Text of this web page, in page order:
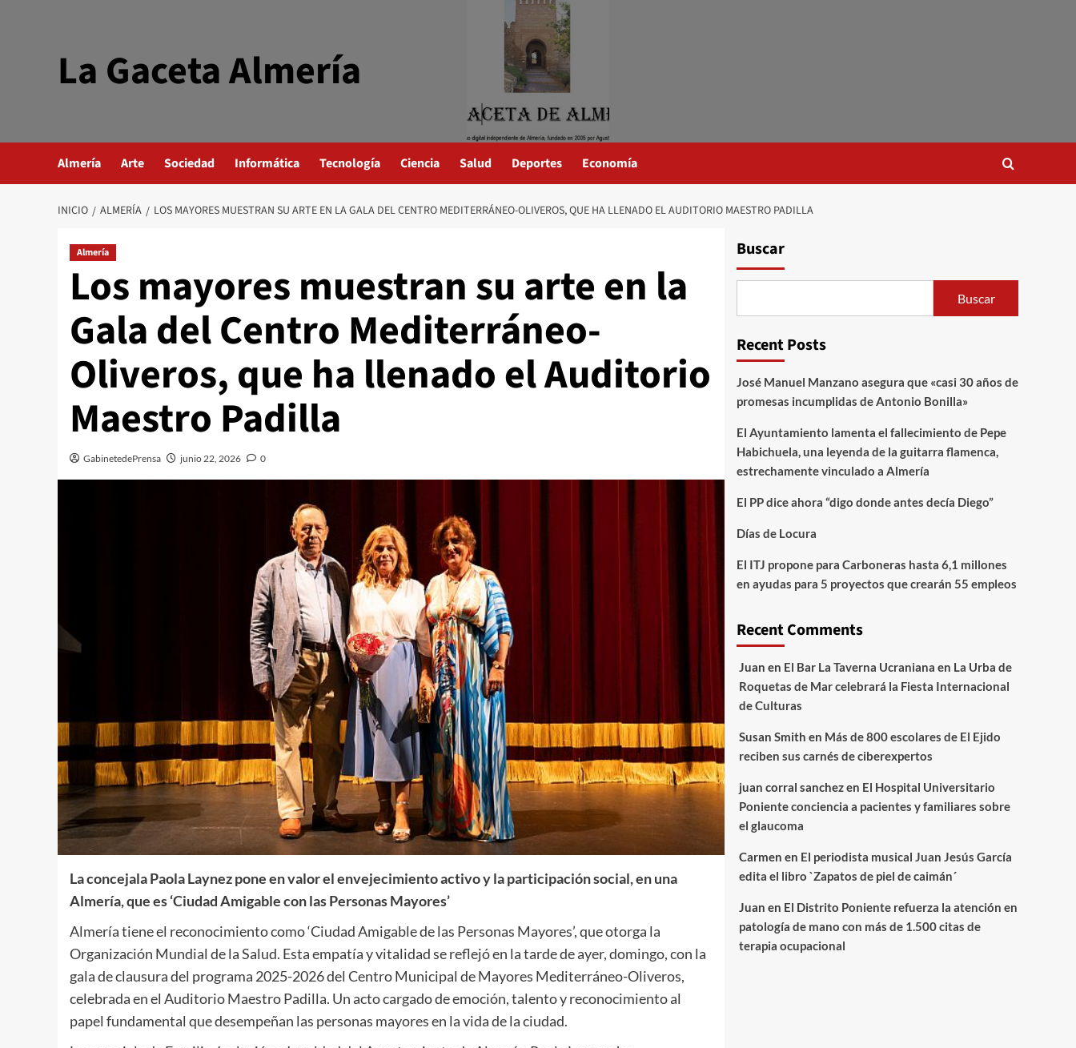
La Gaceta Almería
Almería Arte Sociedad Informática Tecnología Ciencia Salud Deportes Economía
INICIO ALMERÍA LOS MAYORES MUESTRAN SU ARTE EN LA GALA DEL CENTRO MEDITERRÁNEO-OLIVEROS, QUE HA LLENADO EL AUDITORIO MAESTRO PADILLA
Almería
Los mayores muestran su arte en la
Gala del Centro Mediterráneo-
Oliveros, que ha llenado el Auditorio
Maestro Padilla
GabinetedePrensa junio 22, 2026 0
La concejala Paola Laynez pone en valor el envejecimiento activo y la participación social, en una
Almería, que es ‘Ciudad Amigable con las Personas Mayores’
Almería tiene el reconocimiento como ‘Ciudad Amigable de las Personas Mayores’, que otorga la
Organización Mundial de la Salud. Esta empatía y vitalidad se reflejó en la tarde de ayer, domingo, con la
gala de clausura del programa 2025-2026 del Centro Municipal de Mayores Mediterráneo-Oliveros,
celebrada en el Auditorio Maestro Padilla. Un acto cargado de emoción, talento y reconocimiento al
papel fundamental que desempeñan las personas mayores en la vida de la ciudad.
Buscar
Buscar
Recent Posts
José Manuel Manzano asegura que «casi 30 años de
promesas incumplidas de Antonio Bonilla»
El Ayuntamiento lamenta el fallecimiento de Pepe
Habichuela, una leyenda de la guitarra flamenca,
estrechamente vinculado a Almería
El PP dice ahora “digo donde antes decía Diego”
Días de Locura
El ITJ propone para Carboneras hasta 6,1 millones
en ayudas para 5 proyectos que crearán 55 empleos
Recent Comments
Juan en El Bar La Taverna Ucraniana en La Urba de
Roquetas de Mar celebrará la Fiesta Internacional
de Culturas
Susan Smith en Más de 800 escolares de El Ejido
reciben sus carnés de ciberexpertos
juan corral sanchezen El Hospital Universitario
Poniente conciencia a pacientes y familiares sobre
el glaucoma
Carmen en El periodista musical Juan Jesús García
edita el libro `Zapatos de piel de caimán´
Juan en El Distrito Poniente refuerza la atención en
patología de mano con más de 1.500 citas de
terapia ocupacional